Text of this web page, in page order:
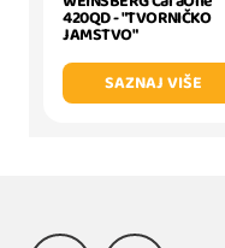
420QD - "TVORNIČKO
JAMSTVO"
SAZNAJ VIŠE